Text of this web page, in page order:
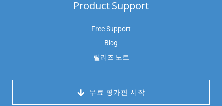
Product Support
Free Support
Blog
릴리즈 노트
무료 평가판 시작